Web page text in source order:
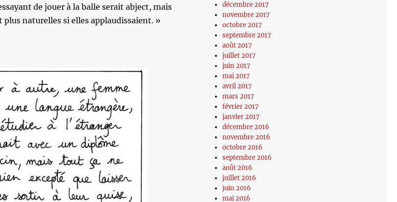
de jouer à la balle serait abject, mais
plus naturelles si elles applaudissaient. »
décembre 2017
novembre 2017
octobre 2017
septembre 2017
août 2017
juillet 2017
juin 2017
mai 2017
avril 2017
mars 2017
février 2017
janvier 2017
décembre 2016
novembre 2016
octobre 2016
septembre 2016
août 2016
juillet 2016
juin 2016
mai 2016